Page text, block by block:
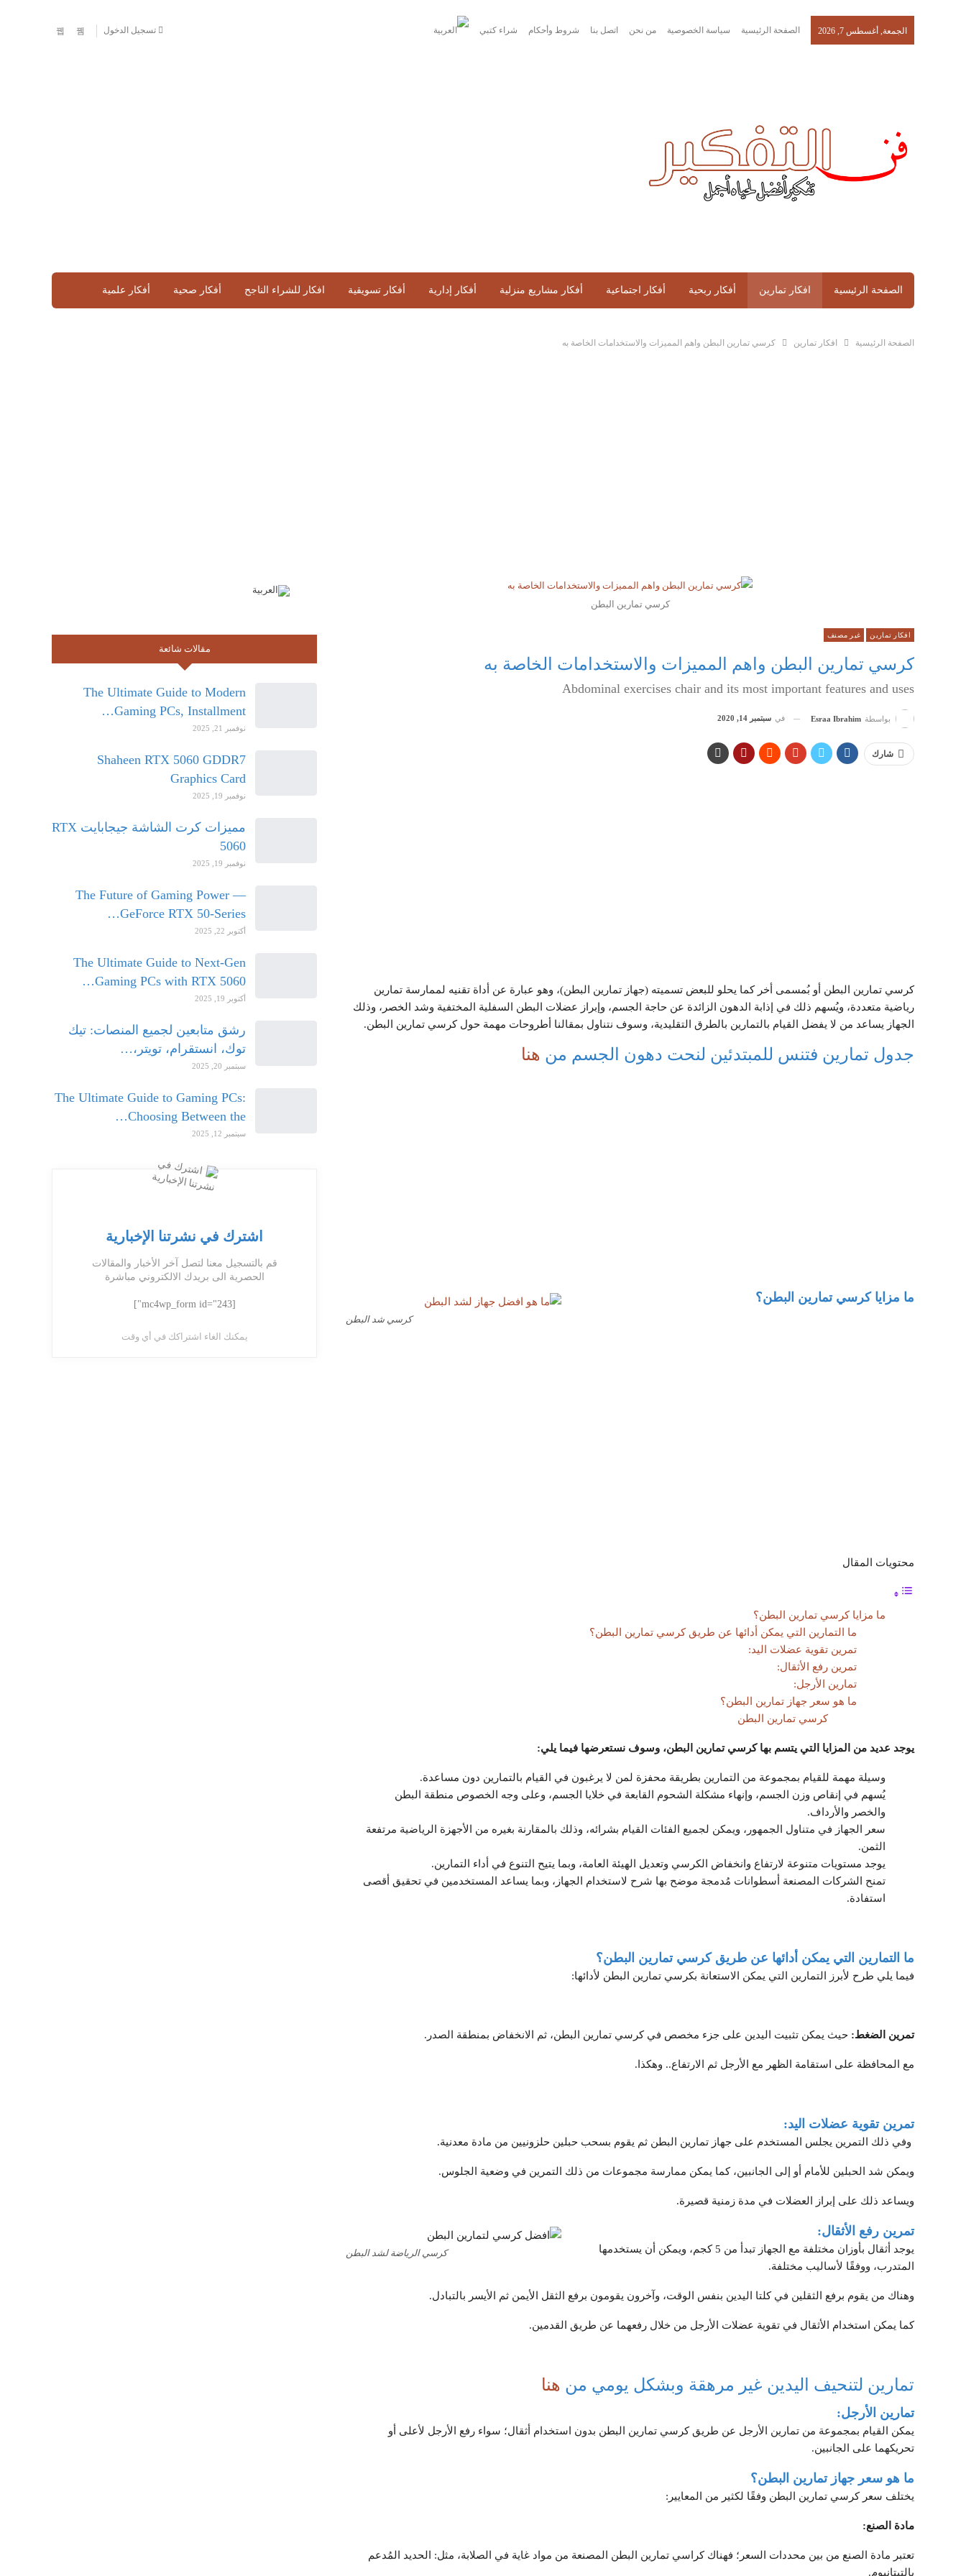
تسجيل الدخول الجمعة, أغسطس 7, 2026 الصفحة الرئيسية سياسة الخصوصية من نحن اتصل بنا شروط وأحكام شراء كتبي
الصفحة الرئيسية افكار تمارين أفكار ربحية أفكار اجتماعية أفكار مشاريع منزلية أفكار إدارية أفكار تسويقية افكار للشراء الناجح أفكار صحية أفكار علمية
الصفحة الرئيسية افكار تمارين كرسي تمارين البطن واهم المميزات والاستخدامات الخاصة به
كرسي تمارين البطن
افكار تمارين غير مصنف
كرسي تمارين البطن واهم المميزات والاستخدامات الخاصة به
Abdominal exercises chair and its most important features and uses
بواسطة Esraa Ibrahim في سبتمبر 14, 2020
شارك
كرسي تمارين البطن أو بُمسمى أخر كما يحلو للبعض تسميته (جهاز تمارين البطن)، وهو عبارة عن أداة تقنيه لممارسة تمارين
رياضية متعددة، ويُسهم ذلك في إذابة الدهون الزائدة عن حاجة الجسم، وإبراز عضلات البطن السفلية المختفية وشد الخصر، وذلك
الجهاز يساعد من لا يفضل القيام بالتمارين بالطرق التقليدية، وسوف نتناول بمقالنا أطروحات مهمة حول كرسي تمارين البطن.
جدول تمارين فتنس للمبتدئين لنحت دهون الجسم من هنا
كرسي شد البطن
ما مزايا كرسي تمارين البطن؟
محتويات المقال
ما مزايا كرسي تمارين البطن؟
ما التمارين التي يمكن أدائها عن طريق كرسي تمارين البطن؟
تمرين تقوية عضلات اليد:
تمرين رفع الأثقال:
تمارين الأرجل:
ما هو سعر جهاز تمارين البطن؟
كرسي تمارين البطن
يوجد عديد من المزايا التي يتسم بها كرسي تمارين البطن، وسوف نستعرضها فيما يلي:
وسيلة مهمة للقيام بمجموعة من التمارين بطريقة محفزة لمن لا يرغبون في القيام بالتمارين دون مساعدة.
يُسهم في إنقاص وزن الجسم، وإنهاء مشكلة الشحوم القابعة في خلايا الجسم، وعلى وجه الخصوص منطقة البطن
والخصر والأرداف.
سعر الجهاز في متناول الجمهور، ويمكن لجميع الفئات القيام بشرائه، وذلك بالمقارنة بغيره من الأجهزة الرياضية مرتفعة
الثمن.
يوجد مستويات متنوعة لارتفاع وانخفاض الكرسي وتعديل الهيئة العامة، وبما يتيح التنوع في أداء التمارين.
تمنح الشركات المصنعة أسطوانات مُدمجة موضح بها شرح لاستخدام الجهاز، وبما يساعد المستخدمين في تحقيق أقصى
استفادة.
ما التمارين التي يمكن أدائها عن طريق كرسي تمارين البطن؟
فيما يلي طرح لأبرز التمارين التي يمكن الاستعانة بكرسي تمارين البطن لأدائها:
تمرين الضغط: حيث يمكن تثبيت اليدين على جزء مخصص في كرسي تمارين البطن، ثم الانخفاض بمنطقة الصدر.
مع المحافظة على استقامة الظهر مع الأرجل ثم الارتفاع.. وهكذا.
تمرين تقوية عضلات اليد:
وفي ذلك التمرين يجلس المستخدم على جهاز تمارين البطن ثم يقوم بسحب حبلين حلزونيين من مادة معدنية.
ويمكن شد الحبلين للأمام أو إلى الجانبين، كما يمكن ممارسة مجموعات من ذلك التمرين في وضعية الجلوس.
ويساعد ذلك على إبراز العضلات في مدة زمنية قصيرة.
كرسي الرياضة لشد البطن
تمرين رفع الأثقال:
يوجد أثقال بأوزان مختلفة مع الجهاز تبدأ من 5 كجم، ويمكن أن يستخدمها
المتدرب، ووفقًا لأساليب مختلفة.
وهناك من يقوم برفع الثقلين في كلتا اليدين بنفس الوقت، وآخرون يقومون برفع الثقل الأيمن ثم الأيسر بالتبادل.
كما يمكن استخدام الأثقال في تقوية عضلات الأرجل من خلال رفعهما عن طريق القدمين.
تمارين لتنحيف اليدين غير مرهقة وبشكل يومي من هنا
تمارين الأرجل:
يمكن القيام بمجموعة من تمارين الأرجل عن طريق كرسي تمارين البطن بدون استخدام أثقال؛ سواء رفع الأرجل لأعلى أو
تحريكهما على الجانبين.
ما هو سعر جهاز تمارين البطن؟
يختلف سعر كرسي تمارين البطن وفقًا لكثير من المعايير:
مادة الصنع:
تعتبر مادة الصنع من بين محددات السعر؛ فهناك كراسي تمارين البطن المصنعة من مواد غاية في الصلابة، مثل: الحديد المُدعم
بالتيتانيوم.
مقالات شائعة
The Ultimate Guide to Modern
Gaming PCs, Installment…
نوفمبر 21, 2025
Shaheen RTX 5060 GDDR7
Graphics Card
نوفمبر 19, 2025
مميزات كرت الشاشة جيجابايت RTX
5060
نوفمبر 19, 2025
The Future of Gaming Power —
GeForce RTX 50-Series…
أكتوبر 22, 2025
The Ultimate Guide to Next-Gen
Gaming PCs with RTX 5060…
أكتوبر 19, 2025
رشق متابعين لجميع المنصات: تيك
توك، انستقرام، تويتر،…
سبتمبر 20, 2025
The Ultimate Guide to Gaming PCs:
Choosing Between the…
سبتمبر 12, 2025
اشترك في نشرتنا الإخبارية
قم بالتسجيل معنا لتصل آخر الأخبار والمقالات
الحصرية الى بريدك الالكتروني مباشرة
[mc4wp_form id="243"]
يمكنك الغاء اشتراكك في أي وقت